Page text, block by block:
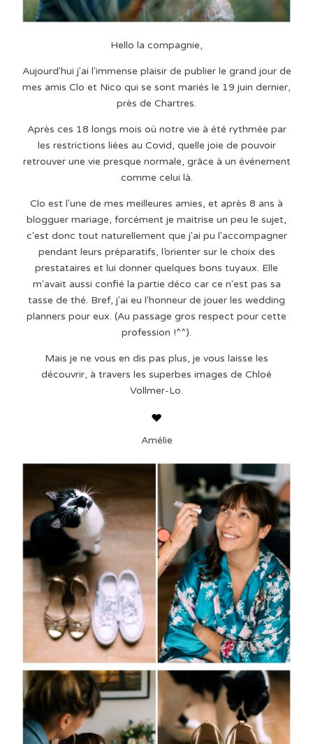
Hello la compagnie,
Aujourd'hui j'ai l'immense plaisir de publier le grand jour de
mes amis Clo et Nico qui se sont mariés le 19 juin dernier,
près de Chartres.
Après ces 18 longs mois où notre vie à été rythmée par
les restrictions liées au Covid, quelle joie de pouvoir
retrouver une vie presque normale, grâce à un événement
comme celui là.
Clo est l'une de mes meilleures amies, et après 8 ans à
blogguer mariage, forcément je maitrise un peu le sujet,
c'est donc tout naturellement que j'ai pu l'accompagner
pendant leurs préparatifs, l’orienter sur le choix des
prestataires et lui donner quelques bons tuyaux. Elle
m'avait aussi confié la partie déco car ce n'est pas sa
tasse de thé. Bref, j'ai eu l'honneur de jouer les wedding
planners pour eux. (Au passage gros respect pour cette
profession !^^).
Mais je ne vous en dis pas plus, je vous laisse les
découvrir, à travers les superbes images de Chloé
Vollmer-Lo.
Amélie